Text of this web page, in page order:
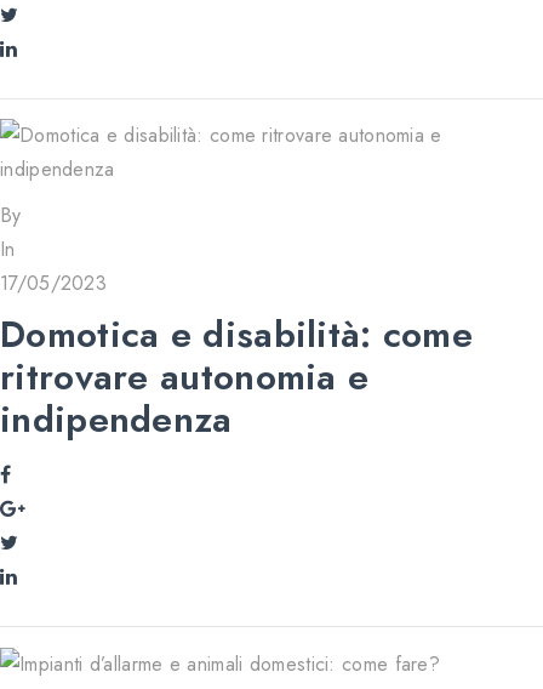
By
In
17/05/2023
Domotica e disabilità: come
ritrovare autonomia e
indipendenza